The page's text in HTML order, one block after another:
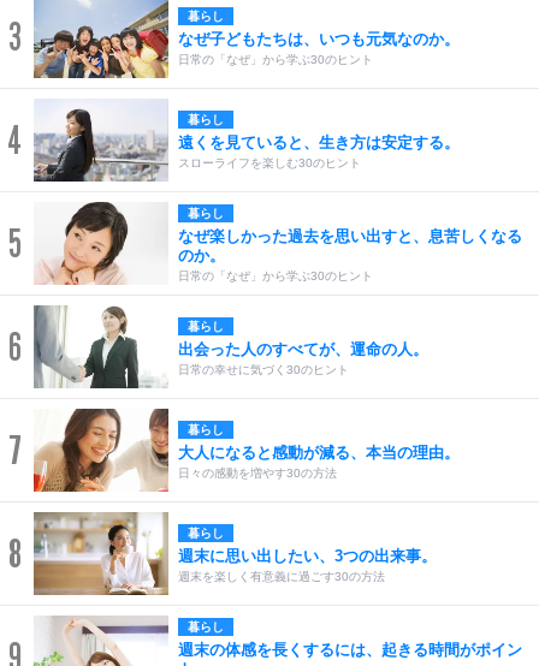
3 暮らし
なぜ子どもたちは、いつも元気なのか。
日常の「なぜ」から学ぶ30のヒント
4 暮らし
遠くを見ていると、生き方は安定する。
スローライフを楽しむ30のヒント
5
暮らし
なぜ楽しかった過去を思い出すと、息苦しくなる
のか。
日常の「なぜ」から学ぶ30のヒント
6 暮らし
出会った人のすべてが、運命の人。
日常の幸せに気づく30のヒント
7 暮らし
大人になると感動が減る、本当の理由。
日々の感動を増やす30の方法
8 暮らし
週末に思い出したい、3つの出来事。
週末を楽しく有意義に過ごす30の方法
暮らし
週末の体感を長くするには、起きる時間がポイン